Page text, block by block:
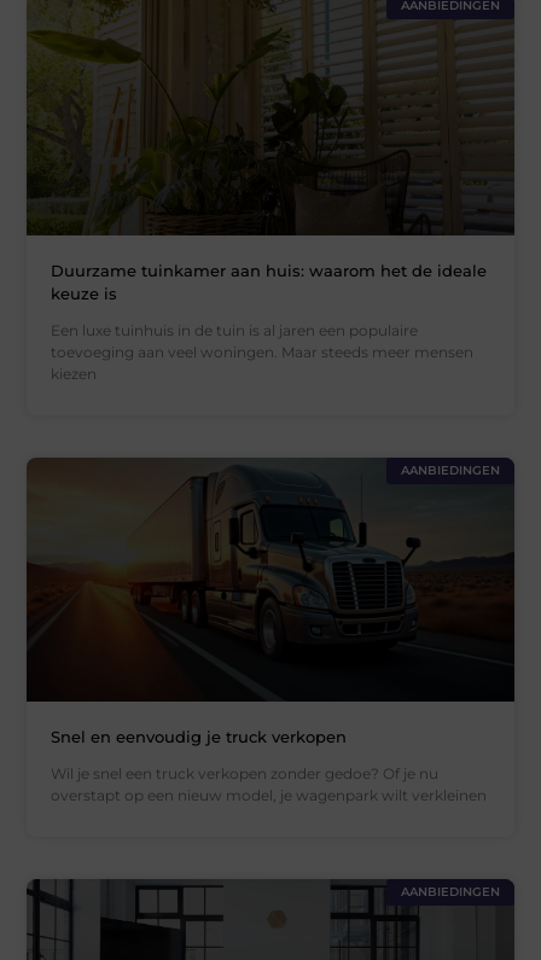
AANBIEDINGEN
Duurzame tuinkamer aan huis: waarom het de ideale
keuze is
Een luxe tuinhuis in de tuin is al jaren een populaire
toevoeging aan veel woningen. Maar steeds meer mensen
kiezen
AANBIEDINGEN
Snel en eenvoudig je truck verkopen
Wil je snel een truck verkopen zonder gedoe? Of je nu
overstapt op een nieuw model, je wagenpark wilt verkleinen
AANBIEDINGEN